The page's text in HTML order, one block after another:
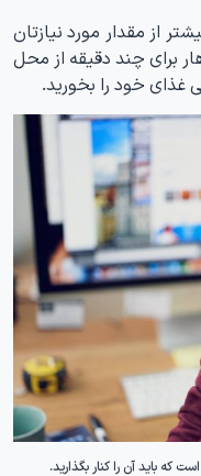
باعث می‌شود، تا ۵۰% بیشتر از مقدار مورد نیازتان
برای چند دقیقه از محل
غذای خود را بخورید.
که باید آن را کنار بگذارید.